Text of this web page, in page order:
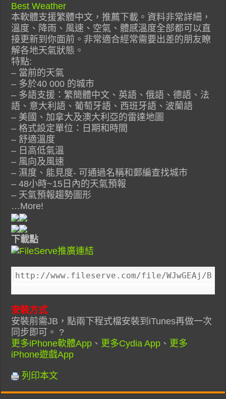
Best Weather
本軟體支援繁體中文，推薦下載。資料非常詳細，
溫度、降雨、風速、空氣、體感溫度全部都可以直
接更新到你面前。非常適合經常需要出差的朋友瞭
解各地天氣狀態。
特點:
– 當前的天氣
– 多於40 000 的城市
– 多語支援：繁簡體中文、英語、俄語、德語、法
語、意大利語、葡萄牙語、西班牙語、波蘭語
– 美國、加拿大及澳大利亞的雷達地圖
– 格式設定單位：日期和時間
– 舒適溫度
– 日高低氣溫
– 風向及風速
– 濕度、能見度- 可通過名稱和郵編查找城市
– 48小時~15日內的天氣預報
– 天氣預報趨勢圖形
…More!
下載點
http://www.fileserve.com/file/WJwGEAj/
安裝方式
安裝前需JB，點兩下程式檔安裝到iTunes再做一次
同步即可。 ?
更多iPhone軟體App 、 更多Cydia App 、 更多
iPhone遊戲App
列印本文